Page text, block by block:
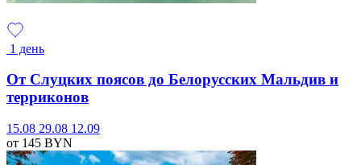
1 день
От Слуцких поясов до Белорусских Мальдив и
терриконов
15.08 29.08 12.09
от 145 BYN